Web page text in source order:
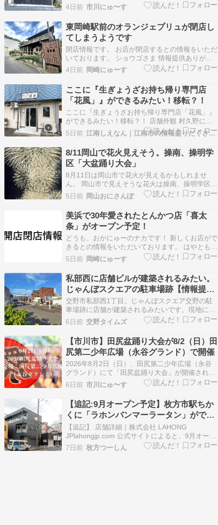
（金）をもって閉店しました。 店頭のお知らせに
よると、今後は同じ運営会社による別業態の店舗
として、新たにオープンする予定です。 「LUCY
CREPE 行徳店」が7/31（金）閉…
4日前 市川にゅ〜す
東岡崎駅前のオランジェプリュが閉店し
てしまうようです
閉店情報です。 お店が閉店するとの情報をいただ
いております。 ショウゴさま 情報提供ありがと
うございました！ オランジェプリュが閉店予定
この投稿をInstagramで見る oranger plus(オラン
ジェプリュ)(@oranger_plus_1104)がシェアした
投稿 [引…
4日前 岡崎にゅーす
ここに『生ぎょうざお持ち帰り専門店
「花風」』ができるみたい！移転？！
ここに『生ぎょうざお持ち帰り専門店「花風」』
ができるみたい！移転？！ 店舗外観 村久野にあ
ったお店と看板が一緒なので、移転なんだと思い
ます。 村久野に、生ぎょうざお持ち帰り専門店
「花風」がオープンしていました！早速行ってき
た♪買ってきた♪調理して食べてみた♪...konanjo…
5日前 江南しえなん｜江南市の情報盛りだくさん！
8/11岡山で花火見えそう。操南、操明学
区「大盆踊り大会」
8月11日は岡山市で花火が見えるかもしれませ
ん。 岡山市で見えそうな花火は操南、操明学区
「大盆踊り大会」の花火。 「大盆踊り大会」の会
場は株式会社OkaSyo本社で、20時20分からそこ
から見える500発の打ち上げ花火が上がる予定で
す。 この投稿をInstagramで見る 株式会…
5日前 岡山おにさんぽ
美浜で30年愛されたとんかつ店「喜太
条」がオープン予定！
どうも、おかにゅーのナカです！ 新しくお店がで
きるとの情報をいただいております。 はやともさ
ま 情報提供ありがとうございました！ 美浜で30
年愛された「喜太条」が岡崎へ この投稿を
Instagramで見る とんかつ喜太条（公式）
(@tonkatsu_kitajyo)がシェアした投…
5日前 岡崎にゅーす
私部西に店舗ビルが建築されるみたい。
じゃんぼスクエアの駐車場跡【情報提
供：かたの侍さん】
交野市私部西1丁目。じゃんぼスクエア交野の駐
車場跡に店舗が建築されるみたいです。現地に
「（仮称）交野市駅前店舗新築計画」の看板が
2026年6月27日から掲示されています。看板その
情報によると、建設される店舗は地上3階建て、
高さ15.3mの中高層建築物1棟。建築予定期間は
2026年…
6日前 交野タイムズ
【市川市】田尻盆踊り大会が8/2（日）田
尻第二少年広場（永谷グランド）で開催
2026年8月2日（日）、田尻第二少年広場（永谷
グランド）にて「田尻盆踊り大会」が開催されま
す。 田尻盆踊り大会が8/2（日）田尻第二少年広
場で開催 日程：2026年8月2日（日） 時間：17：
00～20：30 会場：田尻第二少年広場（永谷グラ
ンド） 田尻第二少年広場で盆踊り大…
6日前 市川にゅ〜す
【追記:9月オープン予定】枚方市駅ちか
くに「ラホンバンマーラータン」ができ
るみたい
【追記】 店舗詳細｜株式会社 LAHONG
JPlahongjp.com 公式サイトによると、9月オープ
ンとなったようです。 現地には貼紙も出ていまし
たよ！ 「ななーん」さん、情報提供ありがとうご
7日前 枚方つーしん